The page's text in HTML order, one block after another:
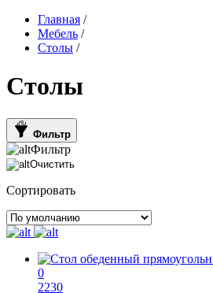
Главная /
Мебель /
Столы /
Столы
Фильтр
Фильтр
Очистить
Сортировать
0
2230